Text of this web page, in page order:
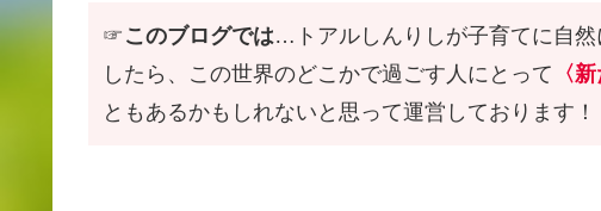
☞ このブログでは…トアルしんりしが子育てに自
したら、この世界のどこかで過ごす人にとって 〈
ともあるかもしれないと思って運営しております！